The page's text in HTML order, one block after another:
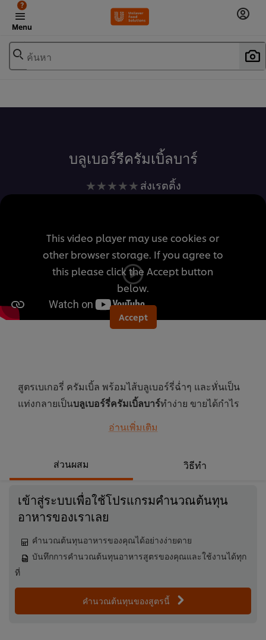
Menu
?
ค้นหา
บลูเบอร์รีครัมเบิ้ลบาร์
ไม่มี
การ
สำหรับ
recipe
นี้
ส่งเรตติ้ง
This video player may use cookies or
other browser storage. If you agree to
this please click the Accept button
below.
Accept
สูตรเบเกอรี่ ครัมเบิ้ล พร้อมไส้บลูเบอร์รี่ฉ่ำๆ และหั่นเป็น
แท่งกลายเป็นบลูเบอร์รี่ครัมเบิ้ลบาร์ทำง่าย ขายได้กำไร
อ่านเพิ่มเติม
ส่วนผสม วิธีทำ
เข้าสู่ระบบเพื่อใช้โปรแกรมคำนวณต้นทุน
อาหารของเราเลย
คำนวณต้นทุนอาหารของคุณได้อย่างง่ายดาย
บันทึกการคำนวณต้นทุนอาหารสูตรของคุณและใช้งานได้ทุก
ที่
คำนวณต้นทุนของสูตรนี้